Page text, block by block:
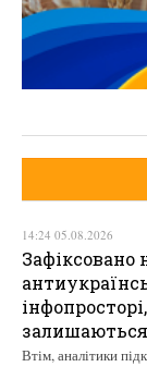
14:24 05.08.2026
Зафіксовано
Втім, аналітики